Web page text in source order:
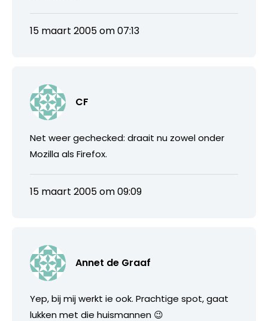
15 maart 2005 om 07:13
CF
Net weer gechecked: draait nu zowel onder
Mozilla als Firefox.
15 maart 2005 om 09:09
Annet de Graaf
Yep, bij mij werkt ie ook. Prachtige spot, gaat
lukken met die huismannen 😉